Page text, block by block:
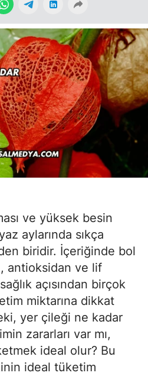
ve yüksek besin
aylarında sıkça
biridir. İçeriğinde bol
antioksidan ve lif
açısından birçok
miktarına dikkat
yer çileği ne kadar
zararları var mı,
ideal olur? Bu
ideal tüketim